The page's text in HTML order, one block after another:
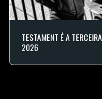
TESTAMENT É A
2026